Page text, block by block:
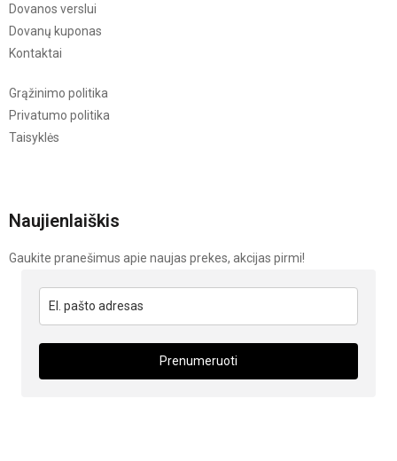
Dovanos verslui
Dovanų kuponas
Kontaktai
Grąžinimo politika
Privatumo politika
Taisyklės
Naujienlaiškis
Gaukite pranešimus apie naujas prekes, akcijas pirmi!
Prenumeruoti